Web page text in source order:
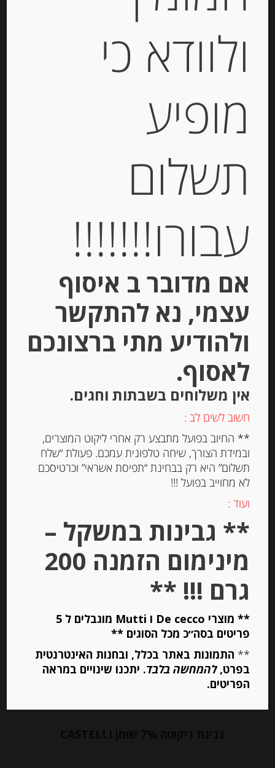
Montebourg de Normandie
28.00
מחיר ל 100 גרם: 14.00 ש"ח
הוספה לסל
Out of
Stock
גבינה מותכת עם אגוזים “רמבול” 28%
-
יחידות
הוספה לסל
Stock
ולוודא כי
מופיע
תשלום
עבורו!!!!!!!
אם מדובר ב איסוף
עצמי, נא להתקשר
ולהודיע מתי ברצונכם
לאסוף.
אין משלוחים בשבתות וחגים.
חשוב לשים לב :
** החיוב בפועל מתבצע רק אחרי ליקוט המוצרים,
ובמידת הצורך, שיחה טלפונית עמכם. פעולת “שלח
תשלום” היא רק בבחינת “תפיסת אשראי” וכרטיסכם
לא מחוייב בפועל !!!
ועוד :
** גבינות במשקל –
מינימום הזמנה 200
גרם !!! **
** מוצרי De cecco ו Mutti מוגבלים ל 5
פריטים בסה״כ מכל הסוגים **
** התמונות באתר בכלל, ובחנות האינטרנטית
בפרט,להמחשה בלבד. יתכנו שינויים במראה
הפריטים.